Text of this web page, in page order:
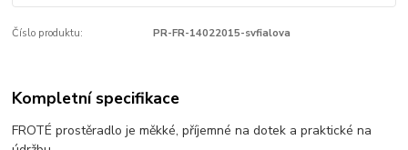
Číslo produktu: PR-FR-14022015-svfialova
Kompletní specifikace
FROTÉ prostěradlo je měkké, příjemné na dotek a praktické na